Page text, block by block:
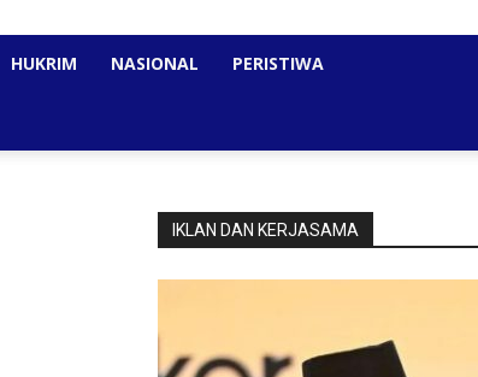
HUKRIM NASIONAL PERISTIWA
IKLAN DAN KERJASAMA